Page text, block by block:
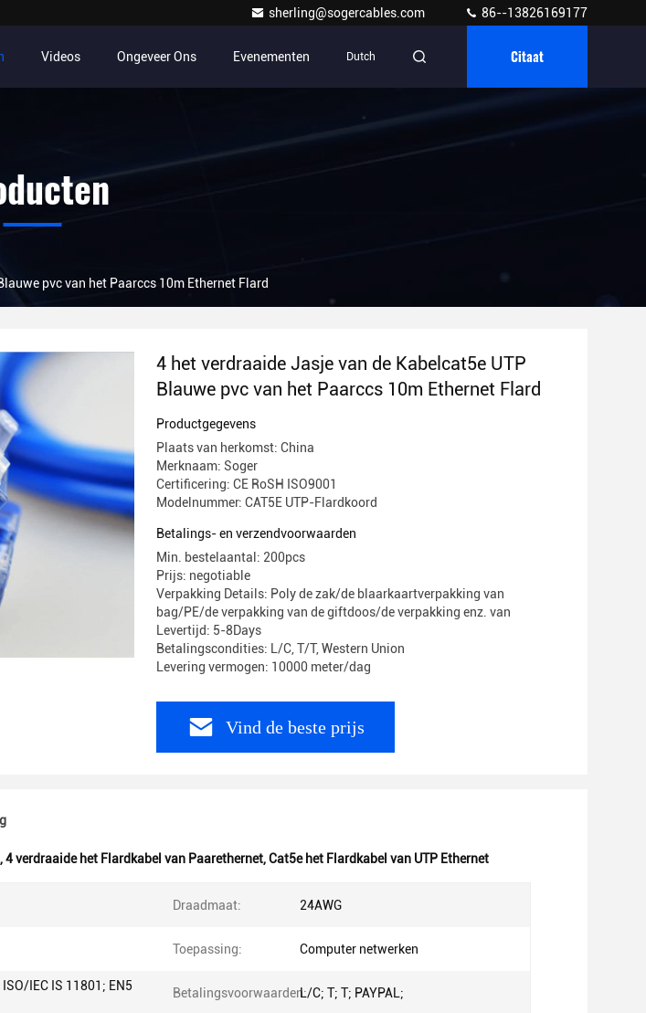
sherling@sogercables.com 86--13826169177
Videos Ongeveer Ons Evenementen Dutch Citaat
pvc van het Paarccs 10m Ethernet Flard
4 het verdraaide Jasje van de Kabelcat5e UTP
Blauwe pvc van het Paarccs 10m Ethernet Flard
Productgegevens
Plaats van herkomst: China
Merknaam: Soger
Certificering: CE RoSH ISO9001
Modelnummer: CAT5E UTP-Flardkoord
Betalings- en verzendvoorwaarden
Min. bestelaantal: 200pcs
Prijs: negotiable
Verpakking Details: Poly de zak/de blaarkaartverpakking van
bag/PE/de verpakking van de giftdoos/de verpakking enz. van
Levertijd: 5-8Days
Betalingscondities: L/C, T/T, Western Union
Levering vermogen: 10000 meter/dag
Vind de beste prijs
,4 verdraaide het Flardkabel van Paarethernet,Cat5e het Flardkabel van UTP Ethernet
Draadmaat: 24AWG
Toepassing: Computer netwerken
IEC IS 11801; EN5
Betalingsvoorwaarden:L/C; T; T; PAYPAL;